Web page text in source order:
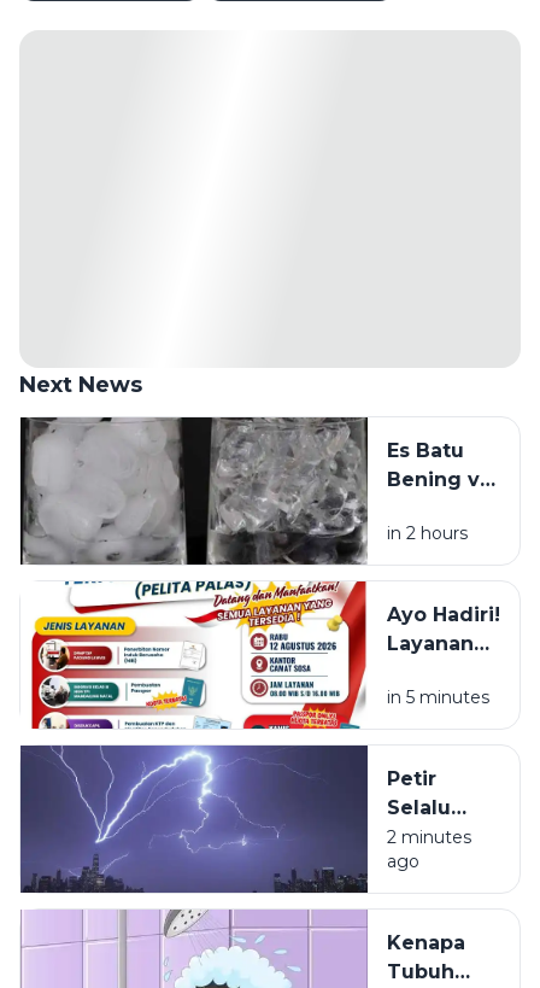
Next News
Es Batu
Bening vs
Putih, Apa
Bedanya?
in 2 hours
Ayo Hadiri!
Layanan
Pajak Dan
Paspor
Warga
Sosa
Sekitar
in 5 minutes
Petir
Selalu
Terlihat
Lebih Dulu
daripada
2 minutes
ago
Kenapa
Tubuh